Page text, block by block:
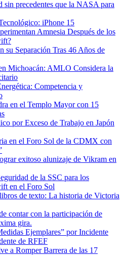
sin precedentes que la NASA para
iPhone 15
Amnesia Después de los
su Separación Tras 46 Años de
Michoacán: AMLO Considera la
Competencia y
en el Templo Mayor con 15
por Exceso de Trabajo en Japón
en el Foro Sol de la CDMX con
exitoso alunizaje de Vikram en
de la SSC para los
en el Foro Sol
de texto: La historia de Victoria
contar con la participación de
gira.
Ejemplares” por Incidente
de RFEF
a Romper Barrera de las 17